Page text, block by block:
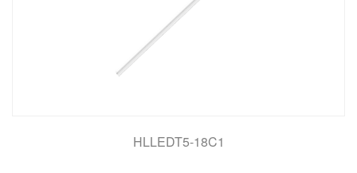
HLLEDT5-18C1